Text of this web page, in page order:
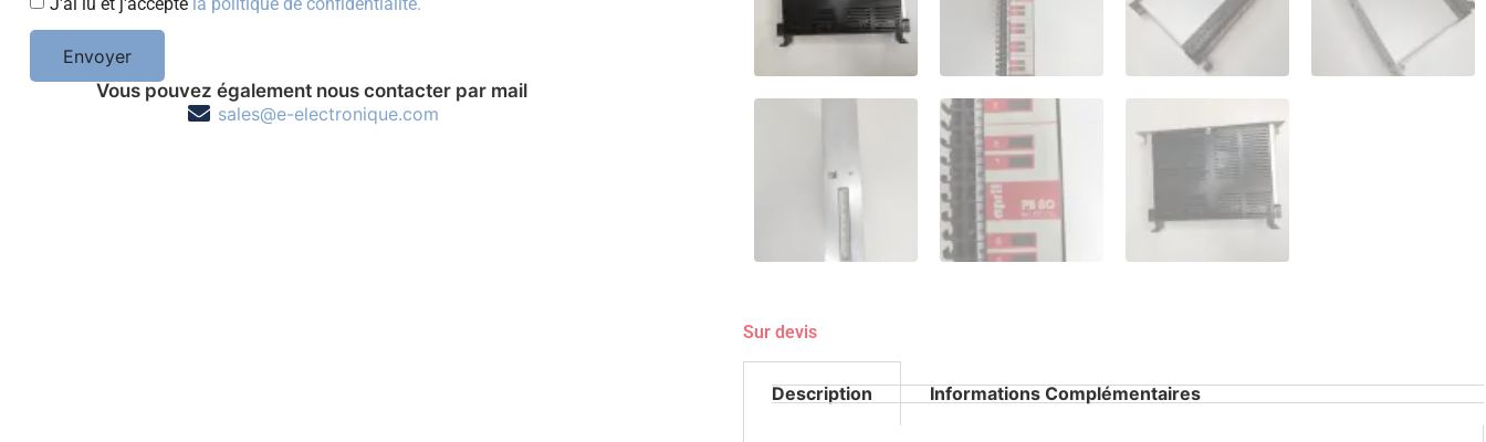
Envoyer
Vous pouvez également nous contacter par mail
sales@e-electronique.com
Sur devis
Description Informations Complémentaires